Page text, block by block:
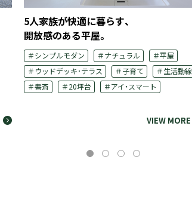
5人家族が快適に暮らす、
開放感のある平屋。
＃シンプルモダン ＃ナチュラル
＃平屋
＃ウッドデッキ･テラス
＃子育て
＃生活動線
＃書斎
＃20坪台 ＃アイ・スマート
VIEW MORE